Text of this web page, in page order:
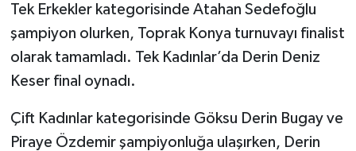
Tek Erkekler kategorisinde Atahan Sedefoğlu
şampiyon olurken, Toprak Konya turnuvayı finalist
olarak tamamladı. Tek Kadınlar’da Derin Deniz
Keser final oynadı.
Çift Kadınlar kategorisinde Göksu Derin Bugay ve
Piraye Özdemir şampiyonluğa ulaşırken, Derin